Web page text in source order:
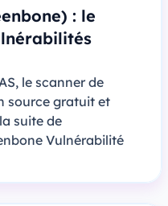
: le
le scanner de
source gratuit et
suite de
Vulnérabilité